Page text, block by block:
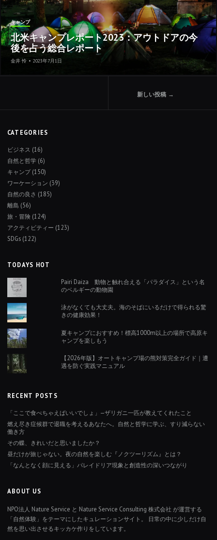
キャンプ
北米キャンプレポート2023：アウトドアの今
後を占う総合レポート
金井 怜 • 2023年7月1日
稿
ナ
ビ
ゲ
ー
シ
ョ
ン
新しい投稿
CATEGORIES
ビジネス (16)
自然と哲学 (6)
キャンプ(150)
ワーケーション (39)
自然の良さ (185)
離島 (56)
旅・冒険 (124)
アクティビティー (123)
SDGs (122)
TODAYS HOT
Pairi Daiza 動物と触れ合える「パラダイス」という名
のベルギーの動物園
泳がなくても大丈夫。海のそばにいるだけで得られる驚
きの健康効果！
夏キャンプにおすすめ！標高1000m以上の場所で高原キ
ャンプを楽しもう
【2026年版】オートキャンプ場の熊対策完全ガイド｜遭
遇を防ぐ実践マニュアル
RECENT POSTS
「ここで食べちゃえばいいでしょ」—ザリガニ一匹が教えてくれたこと
燃え尽き症候群で退職を考えるあなたへ。自然と哲学に学ぶ、すり減らない
働き方
その蝶、きれいだと思いましたか？
昼だけが旅じゃない。夜の自然を楽しむ『ノクツーリズム』とは？
「なんとなく顔に見える」パレイドリア現象と創造性の深いつながり
ABOUT US
NPO法人 Nature Service と Nature Service Consulting 株式会社 が運営する
「自然体験」をテーマにしたキュレーションサイト。 日常の中に少しだけ自
然を思い出させるキッカケ作りをしています。